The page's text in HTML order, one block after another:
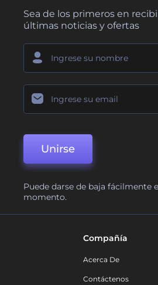
Sea de los primeros en
últimas noticias y ofertas
Unirse
Puede darse de baja fácilmente
momento.
Compañía
Acerca De
Contáctenos